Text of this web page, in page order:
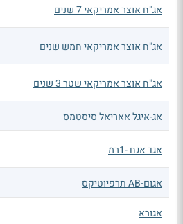
אג"ח אוצר אמריקאי 7 שנים
אג"ח אוצר אמריקאי חמש שנים
אג"ח אוצר אמריקאי שטר 3 שנים
אג-איגל אאריאל סיסטמס
אגד אגח -1רמ
אגום-AB תרפיוטיקס
אגורא